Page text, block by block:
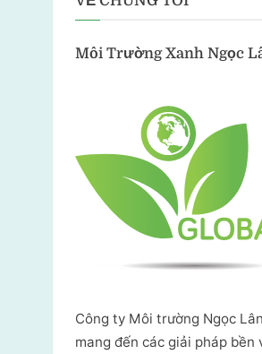
Môi Trường Xanh Ngọc
Công ty Môi trường Ngọc
mang đến các giải pháp bền